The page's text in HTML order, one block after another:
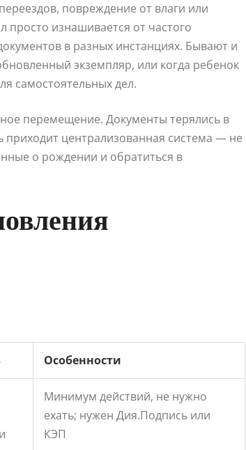
повреждение от влаги или
изнашивается от частого
в разных инстанциях. Бывают и
экземпляр, или когда ребенок
самостоятельных дел.
перемещение. Документы терялись в
централизованная система — не
о рождении и обратиться в
Особенности
Минимум действий, не нужно
ехать; нужен Дия.Подпись или
КЭП